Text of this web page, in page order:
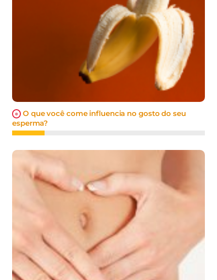
O que você come influencia no gosto do seu
esperma?